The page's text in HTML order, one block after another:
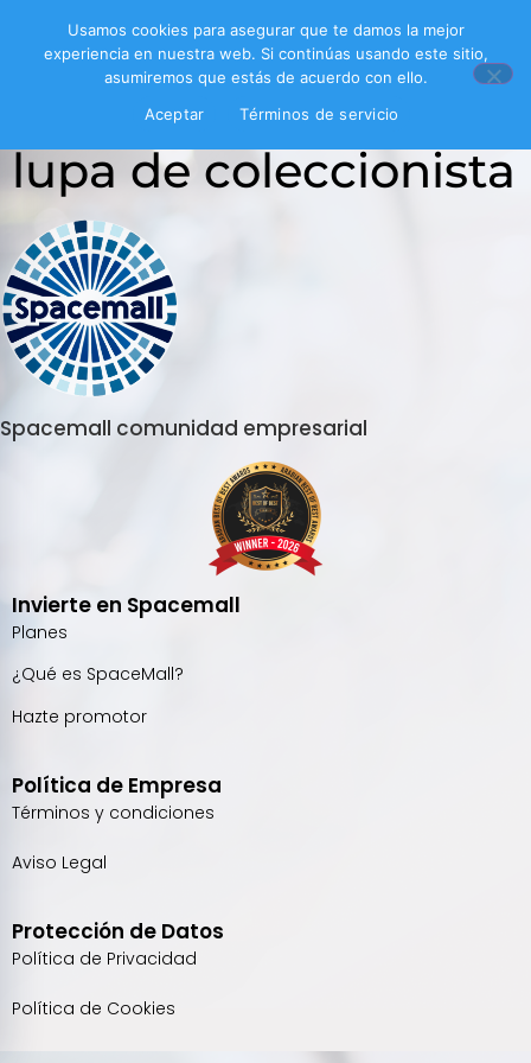
/ Productos etiquetados “lupa de coleccionista”
lupa de coleccionista
Spacemall comunidad empresarial
Invierte en Spacemall
Planes
¿Qué es SpaceMall?
Hazte promotor
Política de Empresa
Términos y condiciones
Aviso Legal
Protección de Datos
Política de Privacidad
Política de Cookies
Usamos cookies para asegurar que te damos la mejor
experiencia en nuestra web. Si continúas usando este sitio,
asumiremos que estás de acuerdo con ello.
Aceptar
Términos de servicio